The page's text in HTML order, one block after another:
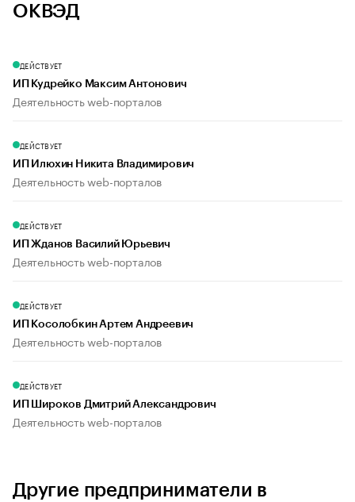
ОКВЭД
ДЕЙСТВУЕТ
ИП Кудрейко Максим Антонович
Деятельность web-порталов
ДЕЙСТВУЕТ
ИП Илюхин Никита Владимирович
Деятельность web-порталов
ДЕЙСТВУЕТ
ИП Жданов Василий Юрьевич
Деятельность web-порталов
ДЕЙСТВУЕТ
ИП Косолобкин Артем Андреевич
Деятельность web-порталов
ДЕЙСТВУЕТ
ИП Широков Дмитрий Александрович
Деятельность web-порталов
Другие предприниматели в